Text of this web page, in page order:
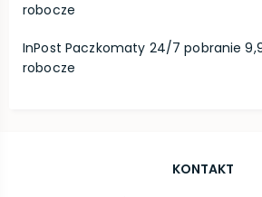
robocze
InPost Paczkomaty 24/7 pobranie
robocze
KONTAKT